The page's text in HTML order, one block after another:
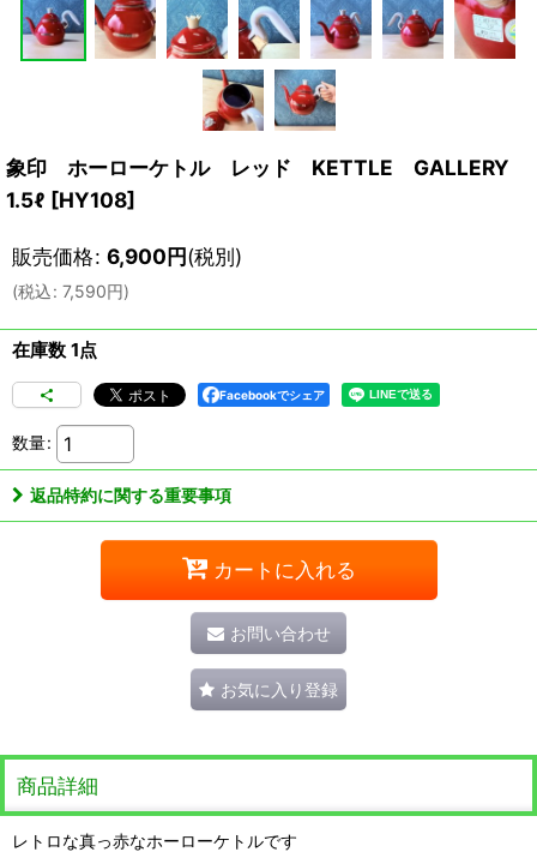
象印 ホーローケトル レッド KETTLE GALLERY
1.5ℓ [HY108]
販売価格: 6,900円(税別)
(税込: 7,590円)
在庫数 1点
Facebookでシェア
数量:
返品特約に関する重要事項
カートに入れる
お問い合わせ
お気に入り登録
商品詳細
レトロな真っ赤なホーローケトルです